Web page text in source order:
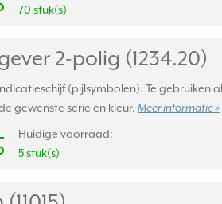
70 stuk(s)
2-polig (1234.20)
(pijlsymbolen). Te gebruiken
gewenste serie en kleur. Meer informatie »
Huidige voorraad:
5 stuk(s)